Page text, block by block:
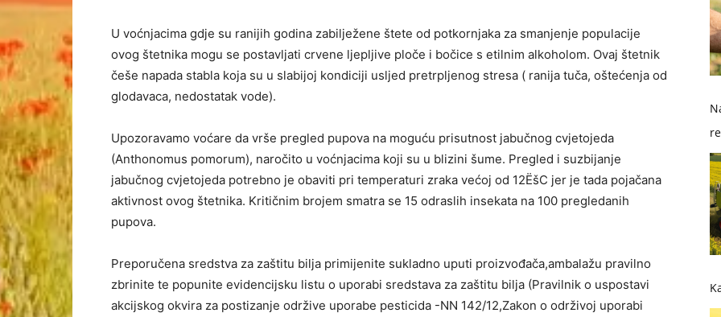
U voćnjacima gdje su ranijih godina zabilježene štete od potkornjaka za smanjenje populacije
ovog štetnika mogu se postavljati crvene ljepljive ploče i bočice s etilnim alkoholom. Ovaj štetnik
češe napada stabla koja su u slabijoj kondiciji usljed pretrpljenog stresa ( ranija tuča, oštećenja od
glodavaca, nedostatak vode).
Upozoravamo voćare da vrše pregled pupova na moguću prisutnost jabučnog cvjetojeda
(Anthonomus pomorum), naročito u voćnjacima koji su u blizini šume. Pregled i suzbijanje
jabučnog cvjetojeda potrebno je obaviti pri temperaturi zraka većoj od 12ËšC jer je tada pojačana
aktivnost ovog štetnika. Kritičnim brojem smatra se 15 odraslih insekata na 100 pregledanih
pupova.
Preporučena sredstva za zaštitu bilja primijenite sukladno uputi proizvođača,ambalažu pravilno
zbrinite te popunite evidencijsku listu o uporabi sredstava za zaštitu bilja (Pravilnik o uspostavi
akcijskog okvira za postizanje održive uporabe pesticida -NN 142/12,Zakon o održivoj uporabi